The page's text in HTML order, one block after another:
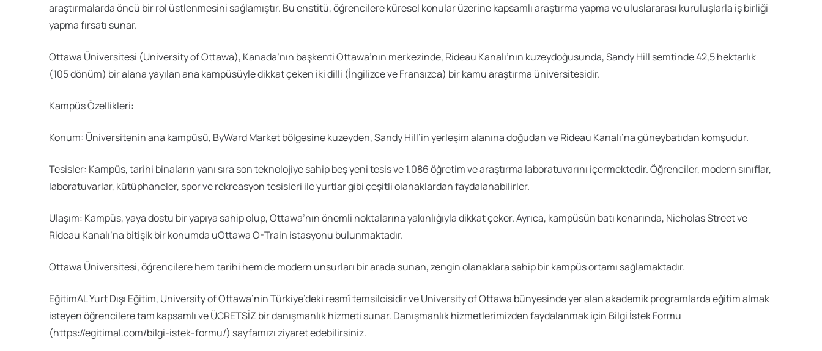
araştırmalarda öncü bir rol üstlenmesini sağlamıştır. Bu enstitü, öğrencilere küresel konular üzerine kapsamlı araştırma yapma ve uluslararası kuruluşlarla iş birliği
yapma fırsatı sunar.
Ottawa Üniversitesi (University of Ottawa), Kanada’nın başkenti Ottawa’nın merkezinde, Rideau Kanalı’nın kuzeydoğusunda, Sandy Hill semtinde 42,5 hektarlık
(105 dönüm) bir alana yayılan ana kampüsüyle dikkat çeken iki dilli (İngilizce ve Fransızca) bir kamu araştırma üniversitesidir.
Kampüs Özellikleri:
Konum: Üniversitenin ana kampüsü, ByWard Market bölgesine kuzeyden, Sandy Hill’in yerleşim alanına doğudan ve Rideau Kanalı’na güneybatıdan komşudur.
Tesisler: Kampüs, tarihi binaların yanı sıra son teknolojiye sahip beş yeni tesis ve 1.086 öğretim ve araştırma laboratuvarını içermektedir. Öğrenciler, modern sınıflar,
laboratuvarlar, kütüphaneler, spor ve rekreasyon tesisleri ile yurtlar gibi çeşitli olanaklardan faydalanabilirler.
Ulaşım: Kampüs, yaya dostu bir yapıya sahip olup, Ottawa’nın önemli noktalarına yakınlığıyla dikkat çeker. Ayrıca, kampüsün batı kenarında, Nicholas Street ve
Rideau Kanalı’na bitişik bir konumda uOttawa O-Train istasyonu bulunmaktadır.
Ottawa Üniversitesi, öğrencilere hem tarihi hem de modern unsurları bir arada sunan, zengin olanaklara sahip bir kampüs ortamı sağlamaktadır.
EğitimAL Yurt Dışı Eğitim, University of Ottawa’nin Türkiye’deki resmî temsilcisidir ve University of Ottawa bünyesinde yer alan akademik programlarda eğitim almak
isteyen öğrencilere tam kapsamlı ve ÜCRETSİZ bir danışmanlık hizmeti sunar. Danışmanlık hizmetlerimizden faydalanmak için Bilgi İstek Formu
(https://egitimal.com/bilgi-istek-formu/) sayfamızı ziyaret edebilirsiniz.